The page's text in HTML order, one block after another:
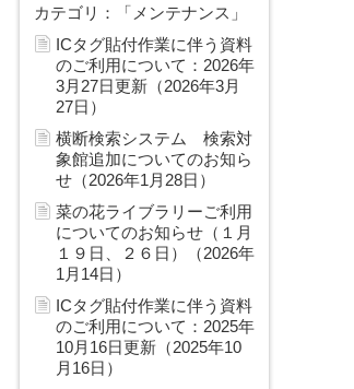
カテゴリ：「メンテナンス」
ICタグ貼付作業に伴う資料
のご利用について：2026年
3月27日更新（2026年3月
27日）
横断検索システム 検索対
象館追加についてのお知ら
せ（2026年1月28日）
菜の花ライブラリーご利用
についてのお知らせ（１月
１９日、２６日）（2026年
1月14日）
ICタグ貼付作業に伴う資料
のご利用について：2025年
10月16日更新（2025年10
月16日）